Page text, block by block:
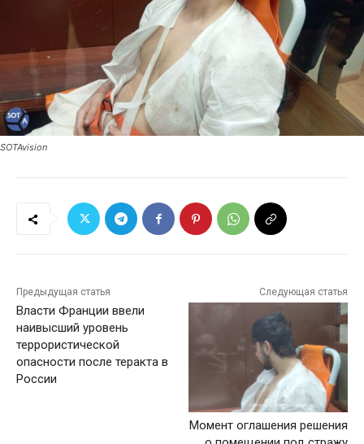
SOTAvision
Предыдущая статья
Власти Франции ввели
наивысший уровень
террористической
опасности после теракта в
России
Следующая статья
Момент оглашения решения